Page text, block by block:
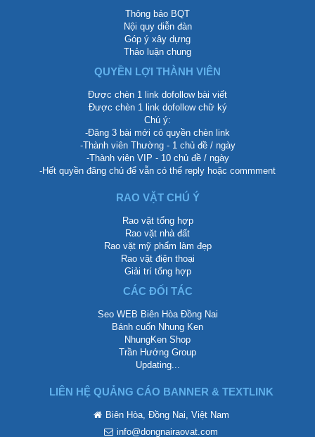
Thông báo BQT
Nội quy diễn đàn
Góp ý xây dựng
Thảo luận chung
QUYỀN LỢI THÀNH VIÊN
Được chèn 1 link dofollow bài viết
Được chèn 1 link dofollow chữ ký
Chú ý:
-Đăng 3 bài mới có quyền chèn link
-Thành viên Thường - 1 chủ đề / ngày
-Thành viên VIP - 10 chủ đề / ngày
-Hết quyền đăng chủ để vẫn có thể reply hoặc commment
RAO VẶT CHÚ Ý
Rao vặt tổng hợp
Rao vặt nhà đất
Rao vặt mỹ phẩm làm đẹp
Rao vặt điện thoại
Giải trí tổng hợp
CÁC ĐỐI TÁC
Seo WEB Biên Hòa Đồng Nai
Bánh cuốn Nhung Ken
NhungKen Shop
Trần Hướng Group
Updating...
LIÊN HỆ QUẢNG CÁO BANNER & TEXTLINK
Biên Hòa, Đồng Nai, Việt Nam
info@dongnairaovat.com